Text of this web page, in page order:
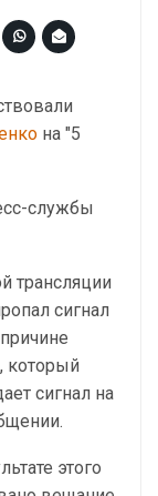
на "5
службы
трансляции
сигнал
который
сигнал на
этого